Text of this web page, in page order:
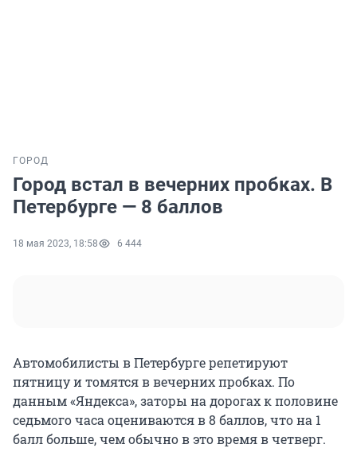
ГОРОД
Город встал в вечерних пробках. В
Петербурге — 8 баллов
18 мая 2023, 18:58 6 444
Автомобилисты в Петербурге репетируют
пятницу и томятся в вечерних пробках. По
данным «Яндекса», заторы на дорогах к половине
седьмого часа оцениваются в 8 баллов, что на 1
балл больше, чем обычно в это время в четверг.